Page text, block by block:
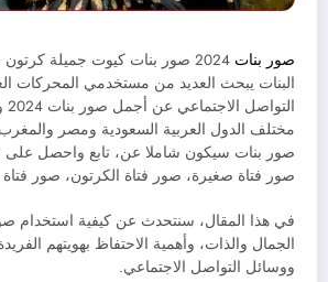
صور بنات
2024 صور بنات كيوت جميلة
البنات يبحث العديد من مستخدمي المحركات
صور بنات سيكون شاملا عن، تابع واحصل على
صور فتاة صغيرة، صور فتاة الكرتون، صور فتاة
في هذا المقال، سنتحدث عن كيفية استخدام
الجمال والذات، وأهمية الاحتفاظ بهويتهم
ووسائل التواصل الاجتماعي.